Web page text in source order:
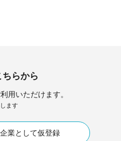
らから
用いただけます。
ます
企業として仮登録